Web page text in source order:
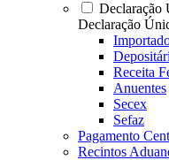
Declaração
Declaração
Receita
Anuentes
Secex
Sefaz
Pagamento
Recintos